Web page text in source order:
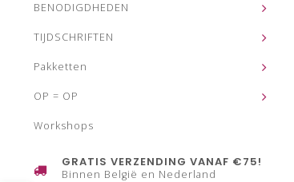
BENODIGDHEDEN
TIJDSCHRIFTEN
Pakketten
OP = OP
Workshops
GRATIS VERZENDING VANAF €75!
Binnen België en Nederland